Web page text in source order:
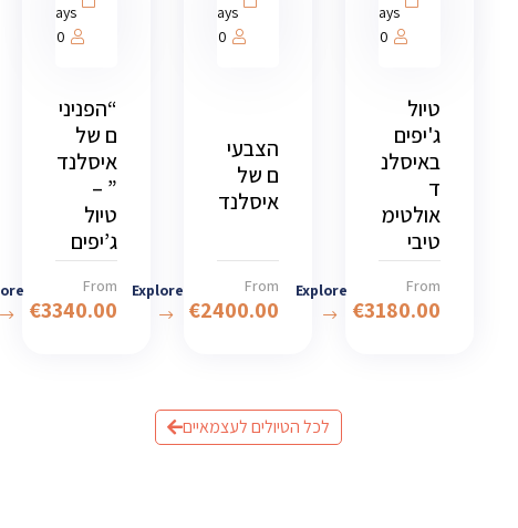
days
1000
טיול
ג'יפים
באיסלנ
ד
אולטימ
טיבי
From
€3180.00
Explore
days
1000
הצבעי
ם של
איסלנד
From
€2400.00
Explore
days
1000
“הפניני
ם של
איסלנד
” –
טיול
ג’יפים
From
€3340.00
לכל הטיולים לעצמאיים